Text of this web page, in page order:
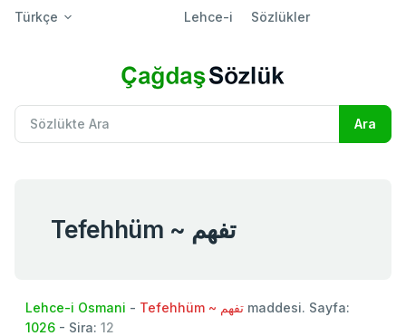
Türkçe Lehce-i Sözlükler
Tefehhüm ~ تفهم
Lehce-i Osmani - Tefehhüm ~ تفهم maddesi. Sayfa:
1026 - Sira: 12